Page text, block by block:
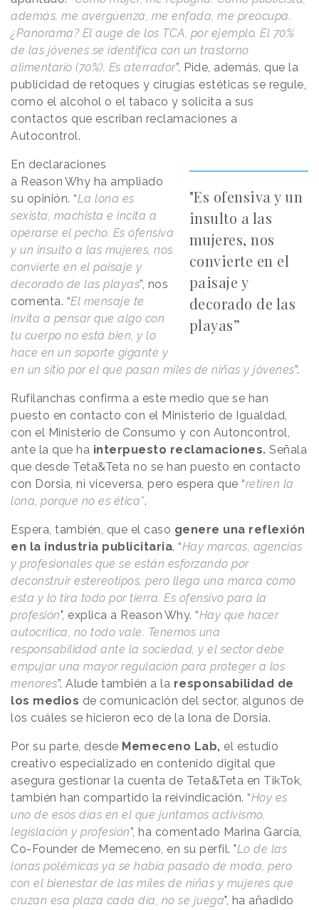
además, me avergüenza, me enfada, me preocupa.
¿Panorama? El auge de los TCA, por ejemplo. El 70%
de las jóvenes se identifica con un trastorno
alimentario (70%). Es aterrador”. Pide, además, que la
publicidad de retoques y cirugías estéticas se regule,
como el alcohol o el tabaco y solicita a sus
contactos que escriban reclamaciones a
Autocontrol.
"Es ofensiva y un
insulto a las
mujeres, nos
convierte en el
paisaje y
decorado de las
playas”
En declaraciones
a Reason Why ha ampliado
su opinión. “La lona es
sexista, machista e incita a
operarse el pecho. Es ofensiva
y un insulto a las mujeres, nos
convierte en el paisaje y
decorado de las playas”, nos
comenta. “El mensaje te
invita a pensar que algo con
tu cuerpo no está bien, y lo
hace en un soporte gigante y
en un sitio por el que pasan miles de niñas y jóvenes”.
Rufilanchas confirma a este medio que se han
puesto en contacto con el Ministerio de Igualdad,
con el Ministerio de Consumo y con Autoncontrol,
ante la que ha interpuesto reclamaciones. Señala
que desde Teta&Teta no se han puesto en contacto
con Dorsia, ni viceversa, pero espera que “retiren la
lona, porque no es ética”.
Espera, también, que el caso genere una reflexión
en la industria publicitaria. “Hay marcas, agencias
y profesionales que se están esforzando por
deconstruir estereotipos, pero llega una marca como
esta y lo tira todo por tierra. Es ofensivo para la
profesión", explica a Reason Why. “Hay que hacer
autocrítica, no todo vale. Tenemos una
responsabilidad ante la sociedad, y el sector debe
empujar una mayor regulación para proteger a los
menores”. Alude también a la responsabilidad de
los medios de comunicación del sector, algunos de
los cuáles se hicieron eco de la lona de Dorsia.
Por su parte, desde Memeceno Lab, el estudio
creativo especializado en contenido digital que
asegura gestionar la cuenta de Teta&Teta en TikTok,
también han compartido la reivindicación. “Hoy es
uno de esos días en el que juntamos activismo,
legislación y profesión”, ha comentado Marina García,
Co-Founder de Memeceno, en su perfil. "Lo de las
lonas polémicas ya se había pasado de moda, pero
con el bienestar de las miles de niñas y mujeres que
cruzan esa plaza cada día, no se juega", ha añadido